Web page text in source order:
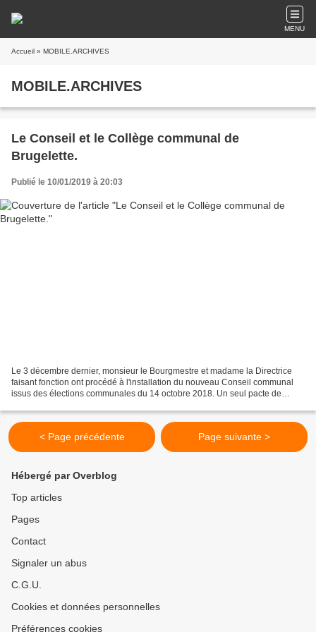
MENU
Accueil » MOBILE.ARCHIVES
MOBILE.ARCHIVES
Le Conseil et le Collège communal de
Brugelette.
Publié le 10/01/2019 à 20:03
Le 3 décembre dernier, monsieur le Bourgmestre et madame la Directrice
faisant fonction ont procédé à l'installation du nouveau Conseil communal
issus des élections communales du 14 octobre 2018. Un seul pacte de
< Page précédente Page suivante >
Hébergé par Overblog
Top articles
Pages
Contact
Signaler un abus
C.G.U.
Cookies et données personnelles
Préférences cookies